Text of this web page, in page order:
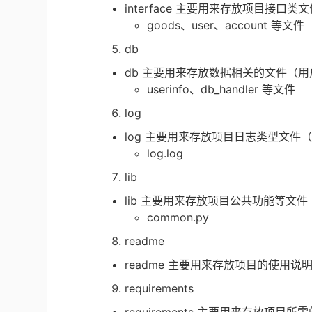
interface 主要用来存放项目接口类
goods、user、account 等文件
db
db 主要用来存放数据相关的文件（
userinfo、db_handler 等文件
log
log 主要用来存放项目日志类型文件
log.log
lib
lib 主要用来存放项目公共功能等文件
common.py
readme
readme 主要用来存放项目的使用说
requirements